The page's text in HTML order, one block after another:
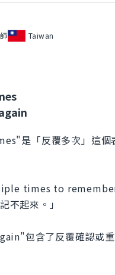
Taiwan
是「反覆多次」這個
times to
不起來。」
包含了反覆確認或